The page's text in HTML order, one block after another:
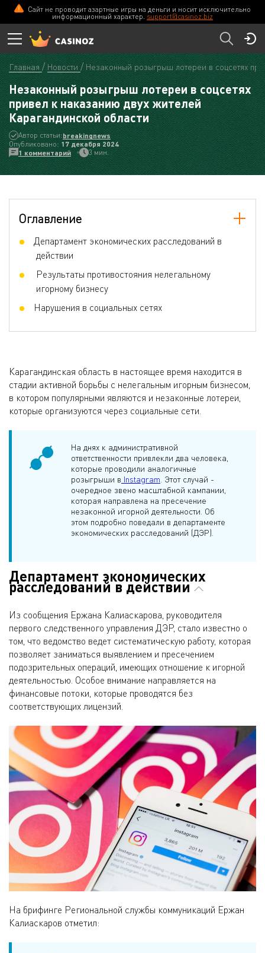
Сайт не проводит азартные игры на деньги и носит исключительно
информационный характер. support@casinoz.biz
Главная Новости Незаконный розыгрыш лотереи в соцсетях
Незаконный розыгрыш лотереи в соцсетях
привел к наказанию двух жителей
Карагандинской области
Автор статьи:breakingnews
Опубликовано: 17 декабря 2024
1 комментарий
3 мин.
Оглавление
Департамент экономических расследований в
действии
Результаты противостояния нелегальному
игорному бизнесу
Нарушения в социальных сетях
Карагандинская область в настоящее время находится в
стадии активной борьбы с нелегальным игорным бизнесом,
в котором популярными являются и незаконные лотереи,
которые организуются через социальные сети.
На днях к административной
ответственности привлекли два человека,
которые проводили аналогичные
розыгрыши в Instagram . Этот случай -
очередное звено масштабной кампании,
которая направлена на пресечение
незаконной игорной деятельности. Об
этом подробно поведали в департаменте
экономических расследований (ДЭР).
Департамент экономических
расследований в действии
Из сообщения Ержана Калиаскарова, руководителя
первого следственного управления ДЭР, стало известно о
том, что ведомство ведет систематическую работу, которая
позволяет заниматься выявлением и пресечением
подозрительных операций, имеющих отношение к игорной
деятельностью. Особое внимание направляется на
финансовые потоки, которые проводятся без
соответствующих лицензий.
На брифинге Региональной службы коммуникаций Ержан
Калиаскаров отметил: